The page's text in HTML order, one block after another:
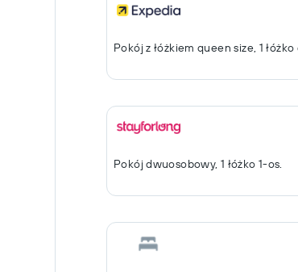
Pokój z łóżkiem queen size, 1
Pokój dwuosobowy, 1 łóżko 1-os.